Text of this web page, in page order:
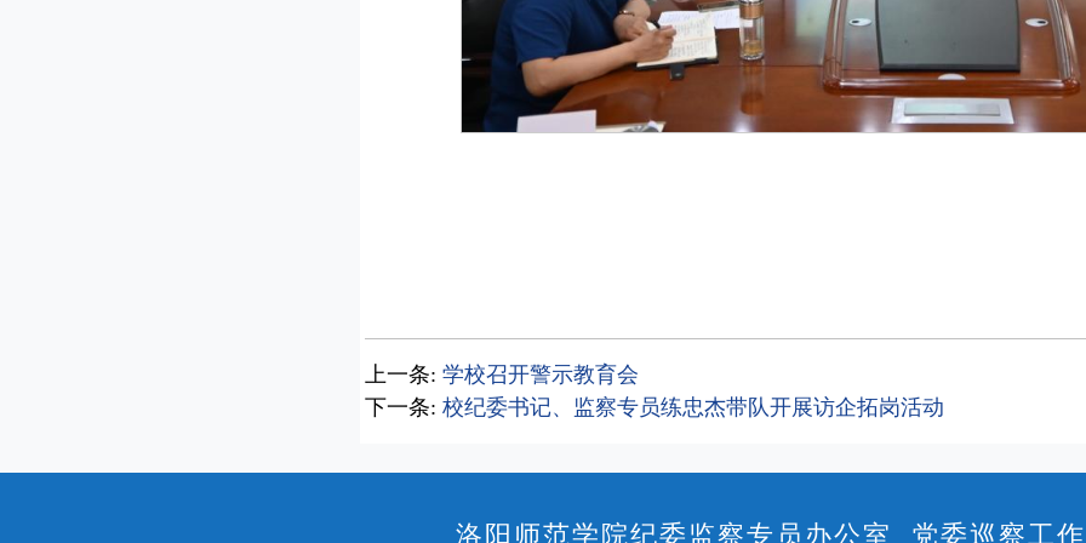
上一条:学校召开警示教育会
下一条:校纪委书记、监察专员练忠杰带队开展访企拓岗活动
洛阳师范学院纪委监察专员办公室 党委巡察工